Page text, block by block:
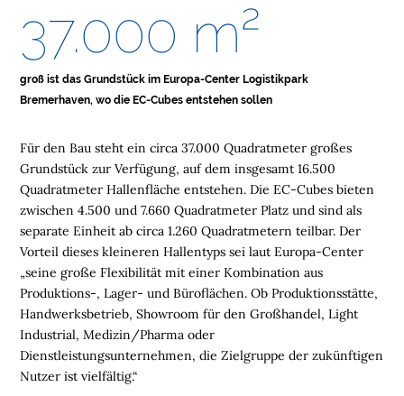
S
I
K
M
M
O
B
I
L
I
E
N
L
O
Für den Bau steht ein circa 37.000 Quadratmeter großes
Grundstück zur Verfügung, auf dem insgesamt 16.500
Quadratmeter Hallenfläche entstehen. Die EC-Cubes bieten
zwischen 4.500 und 7.660 Quadratmeter Platz und sind als
separate Einheit ab circa 1.260 Quadratmetern teilbar. Der
Vorteil dieses kleineren Hallentyps sei laut Europa-Center
„seine große Flexibilität mit einer Kombination aus
Produktions-, Lager- und Büroflächen. Ob Produktionsstätte,
Handwerksbetrieb, Showroom für den Großhandel, Light
Industrial, Medizin/Pharma oder
Dienstleistungsunternehmen, die Zielgruppe der zukünftigen
Nutzer ist vielfältig.“
37.000 m²
groß ist das Grundstück imEuropa-Center Logistikpark
Bremerhaven, wo die EC-Cubes entstehen sollen